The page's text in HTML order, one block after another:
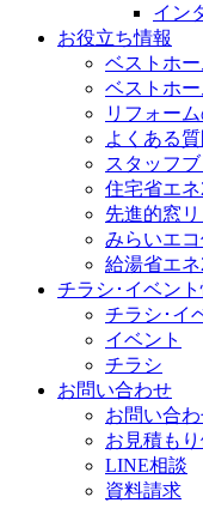
イン
お役立ち情報
ベストホ
ベストホ
リフォー
よくある質
スタッフ
住宅省エ
先進的窓
みらいエ
給湯省エネ
チラシ･イベント
チラシ･イ
イベント
チラシ
お問い合わせ
お問い合
お見積も
LINE相談
資料請求